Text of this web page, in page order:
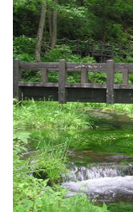
LIVE CAMERA
ライブカメラ
ABOUT HAKUBA
白馬村について
INFORMATION
お知らせ
STAY
宿泊施設
HAKUBA ORIGINAL
Hakuba Original
SEASONS
白馬村の季節
FURUSATO TAX
ふるさと納税